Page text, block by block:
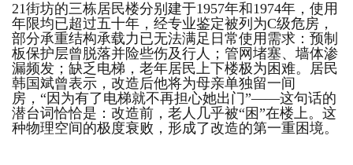
21街坊的三栋居民楼分别建于1957年和1974年，使用
年限均已超过五十年，经专业鉴定被列为C级危房，
部分承重结构承载力已无法满足日常使用需求：预制
板保护层曾脱落并险些伤及行人；管网堵塞、墙体渗
漏频发；缺乏电梯，老年居民上下楼极为困难。居民
韩国斌曾表示，改造后他将为母亲单独留一间
房，“因为有了电梯就不再担心她出门”——这句话的
潜台词恰恰是：改造前，老人几乎被“困”在楼上。这
种物理空间的极度衰败，形成了改造的第一重困境。